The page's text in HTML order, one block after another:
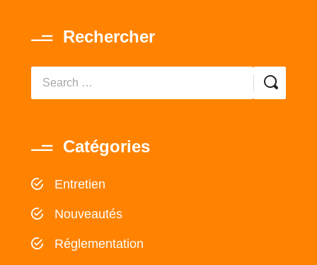
Rechercher
Catégories
Entretien
Nouveautés
Réglementation